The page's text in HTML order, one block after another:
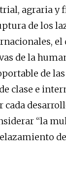
agraria y
de los
el
de la
de las
clase e
cada
“la